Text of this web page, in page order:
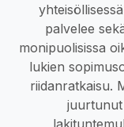
palvelee
monipuolisissa
lukien
riidanratkaisu.
juurtunut